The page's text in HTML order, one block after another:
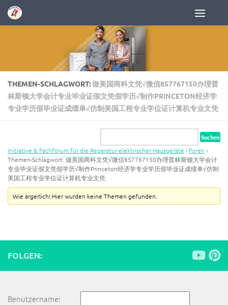
Zum Inhalt springen
THEMEN-SCHLAGWORT:做美国商科文凭√微信857767150办理普
林斯顿大学会计专业毕业证假文凭假学历√制作PRINCETON经济学
专业学历假毕业证成绩单√仿制美国工程专业学位证计算机专业文凭
Initiative & Fachforum für die Reparatur elektrischer Hausgeräte › Foren ›
Themen-Schlagwort: 做美国商科文凭√微信857767150办理普林斯顿大学会计
专业毕业证假文凭假学历√制作Princeton经济学专业学历假毕业证成绩单√仿制
美国工程专业学位证计算机专业文凭
Wie ärgerlich! Hier wurden keine Themen gefunden.
FOLGEN:
Benutzername: